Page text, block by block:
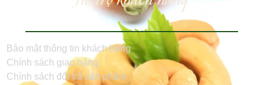
Bảo mật thông tin khách hàng
Chính sách giao hàng
Chính sách đổi trả sản phẩm